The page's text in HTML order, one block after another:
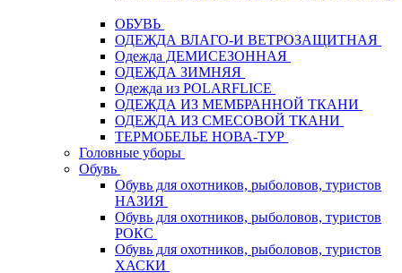
ОБУВЬ
ОДЕЖДА ВЛАГО-И ВЕТРОЗАЩИТНАЯ
Одежда ДЕМИСЕЗОННАЯ
ОДЕЖДА ЗИМНЯЯ
Одежда из POLARFLICE
ОДЕЖДА ИЗ МЕМБРАННОЙ ТКАНИ
ОДЕЖДА ИЗ СМЕСОВОЙ ТКАНИ
ТЕРМОБЕЛЬЕ НОВА-ТУР
Головные уборы
Обувь
Обувь для охотников, рыболовов, туристов
НАЗИЯ
Обувь для охотников, рыболовов, туристов
РОКС
Обувь для охотников, рыболовов, туристов
ХАСКИ